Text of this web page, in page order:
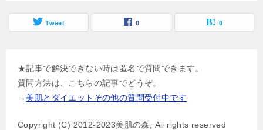
Tweet 0 0
★記事で解決できない時は匿名で質問できます。
質問方法は、こちらの記事でどうぞ。
→ 美肌とダイエットその他の質問受付中です
Copyright (C) 2012-2023美肌の森, All rights reserved